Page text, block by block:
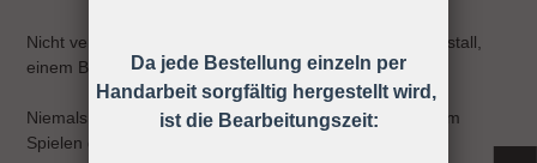
Nicht verwenden, wenn der Säugling sich in einem Laufstall,
einem Bett oder einer Wiege befindet
Niemals die Schnullerkette dem Kind ohne Schnuller zum
Spielen geben.
Da jede Bestellung einzeln per
Handarbeit sorgfältig hergestellt wird,
ist die Bearbeitungszeit: